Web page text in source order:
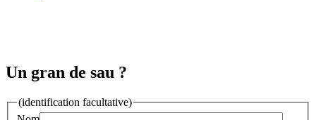
Un gran de sau ?
(identification facultative)